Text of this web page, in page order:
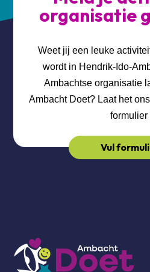
organisatie
Weet jij een leuke
wordt in Hendrik-Ido-
Ambachtse organisatie
Ambacht Doet? Laat het
formulier
Vul